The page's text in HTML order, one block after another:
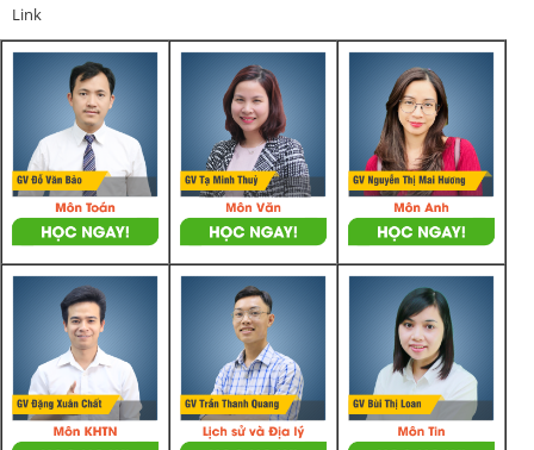
Link